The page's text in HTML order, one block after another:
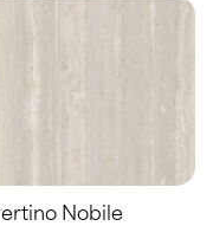
Nobile